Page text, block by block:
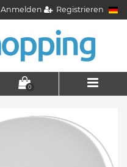
Anmelden Registrieren
0